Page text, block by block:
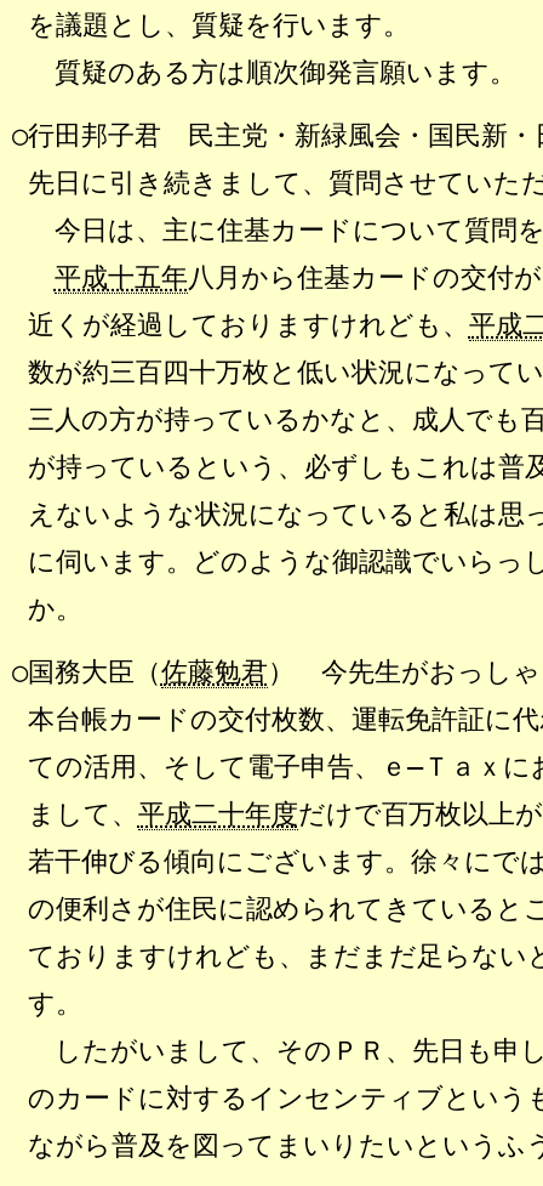
を議題とし、質疑を行います。
質疑のある方は順次御発言願います。
○行田邦子君 民主党・新緑風会・国民新・
先日に引き続きまして、質問させていた
今日は、主に住基カードについて質問
平成十五年八月から住基カードの交付
近くが経過しておりますけれども、 平成
数が約三百四十万枚と低い状況になって
三人の方が持っているかなと、成人でも
が持っているという、必ずしもこれは普
えないような状況になっていると私は思
に伺います。どのような御認識でいらっ
か。
○国務大臣（佐藤勉君） 今先生がおっし
本台帳カードの交付枚数、運転免許証に
ての活用、そして電子申告、ｅ―Ｔａｘ
まして、 平成二十年度だけで百万枚以上
若干伸びる傾向にございます。徐々にで
の便利さが住民に認められてきていると
ておりますけれども、まだまだ足らない
す。
したがいまして、そのＰＲ、先日も申
のカードに対するインセンティブという
ながら普及を図ってまいりたいというふ